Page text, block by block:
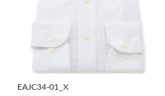
EAJC34-01_X